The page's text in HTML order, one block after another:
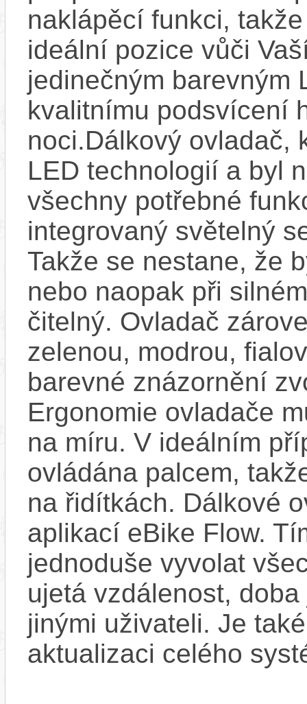
naklápěcí funkci,
ideální pozice vůči
jedinečným barevným
kvalitnímu podsvícení
noci.Dálkový ovladač,
LED technologií a byl
všechny potřebné
integrovaný světelný
Takže se nestane, že
nebo naopak při
čitelný. Ovladač
zelenou, modrou,
barevné znázornění
Ergonomie ovladače
na míru. V ideálním
ovládána palcem,
na řidítkách. Dálkové
aplikací eBike Flow.
jednoduše vyvolat
ujetá vzdálenost,
jinými uživateli. Je
aktualizaci celého